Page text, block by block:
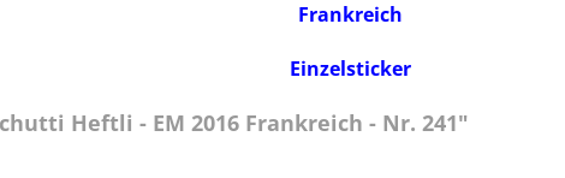
Frankreich
Einzelsticker
Heftli - EM 2016 Frankreich - Nr. 241"